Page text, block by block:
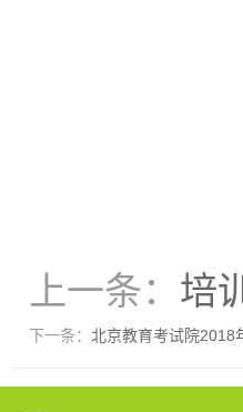
上一条： 培
下一条： 北京教育考试院2018